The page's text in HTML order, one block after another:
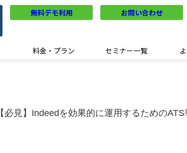
無料デモ利用 お問い合わせ
料金・プラン セミナー一覧
【必見】Indeedを効果的に運用するための